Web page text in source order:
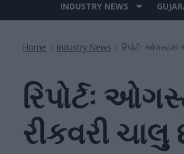
Site
INDUSTRY NEWS
Home > Industry News > રિપોર્ટઃ
રિપોર્ટઃ
રીકવરી ચાલુ